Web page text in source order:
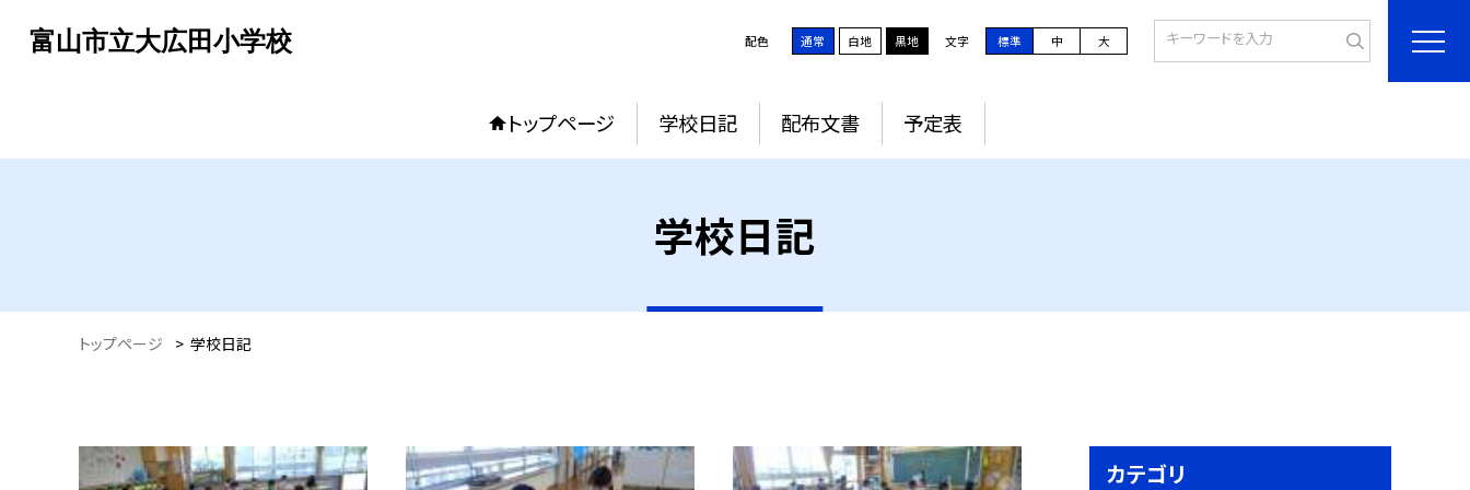
富山市立大広田小学校 配色 通常 白地 黒地 文字 標準 中 大
トップページ 学校日記 配布文書 予定表
学校日記
トップページ > 学校日記
カテゴリ